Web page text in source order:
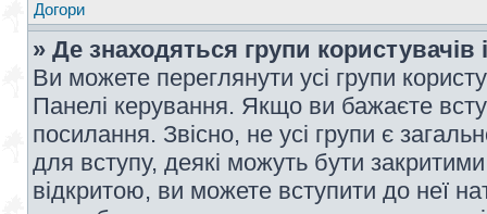
Догори
» Де знаходяться групи користувачів
Ви можете переглянути усі групи
Панелі керування. Якщо ви бажаєте
посилання. Звісно, не усі групи є
для вступу, деякі можуть бути
відкритою, ви можете вступити до неї